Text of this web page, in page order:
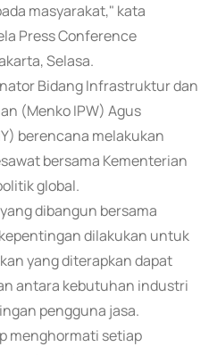
masyarakat," kata
Press Conference
Selasa.
Bidang Infrastruktur dan
(Menko IPW) Agus
berencana melakukan
bersama Kementerian
global.
dibangun bersama
dilakukan untuk
yang diterapkan dapat
antara kebutuhan industri
pengguna jasa.
menghormati setiap